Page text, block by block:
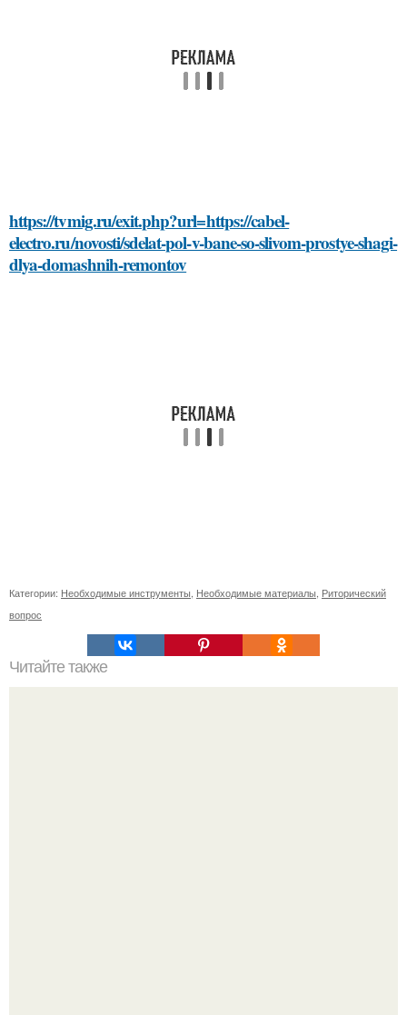
https://tvmig.ru/exit.php?url=https://cabel-
electro.ru/novosti/sdelat-pol-v-bane-so-slivom-prostye-shagi-
dlya-domashnih-remontov
Категории: Необходимые инструменты Необходимые материалы Риторический
вопрос
Читайте также